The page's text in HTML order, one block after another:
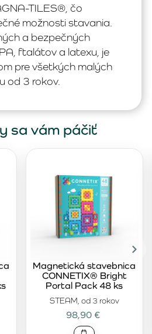
TILES®, čo
možnosti stavania.
a bezpečných
ftalátov a latexu, je
pre všetkých malých
od 3 rokov.
sa vám páčiť
STEAM, od 3 rokov
Magnetická stavebnica
CONNETIX® Bright
Portal Pack 48 ks
98,90 €